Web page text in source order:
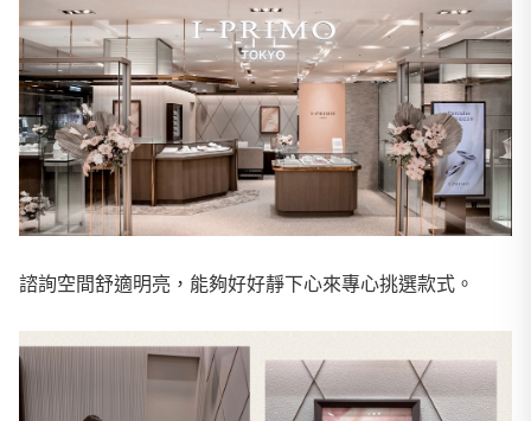
諮詢空間舒適明亮，能夠好好靜下心來專心挑選款式。